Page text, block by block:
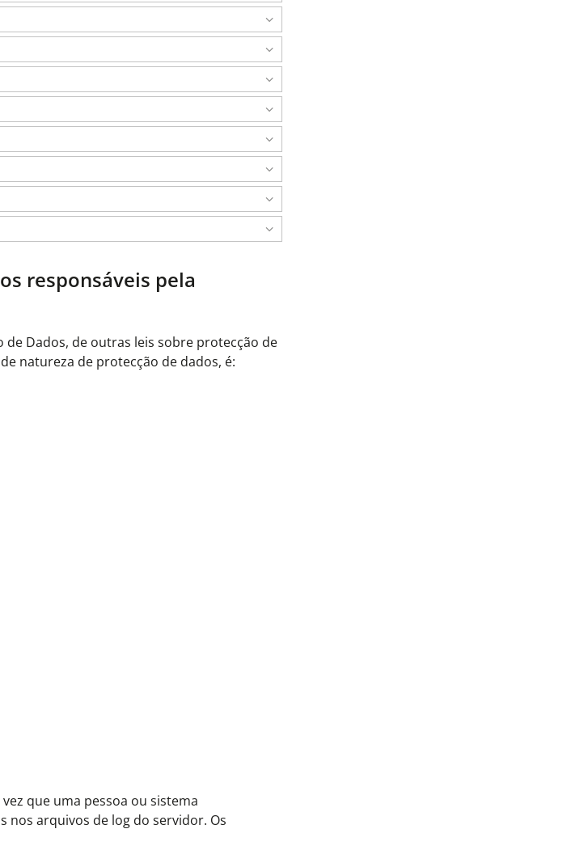
responsáveis pela
Dados, de outras leis sobre protecção de
natureza de protecção de dados, é:
que uma pessoa ou sistema
nos arquivos de log do servidor. Os